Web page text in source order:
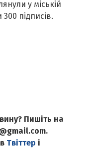
у міській
300 підписів.
Пишіть на
Твіттер і